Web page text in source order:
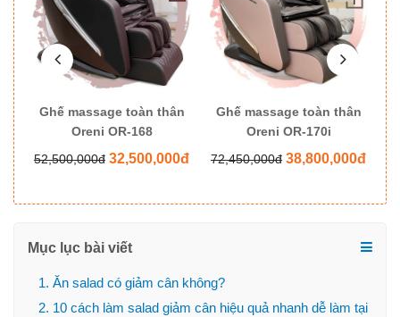
Ghế massage toàn thân
Oreni OR-168
52,500,000đ 32,500,000đ
Ghế massage toàn thân
Oreni OR-170i
72,450,000đ 38,800,000đ
Mục lục bài viết
1. Ăn salad có giảm cân không?
2. 10 cách làm salad giảm cân hiệu quả nhanh dễ làm tại